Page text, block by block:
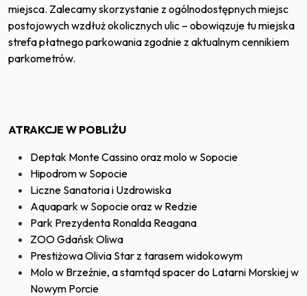
miejsca. Zalecamy skorzystanie z ogólnodostępnych miejsc
postojowych wzdłuż okolicznych ulic – obowiązuje tu miejska
strefa płatnego parkowania zgodnie z aktualnym cennikiem
parkometrów.
ATRAKCJE W POBLIŻU
Deptak Monte Cassino oraz molo w Sopocie
Hipodrom w Sopocie
Liczne Sanatoria i Uzdrowiska
Aquapark w Sopocie oraz w Redzie
Park Prezydenta Ronalda Reagana
ZOO Gdańsk Oliwa
Prestiżowa Olivia Star z tarasem widokowym
Molo w Brzeźnie, a stamtąd spacer do Latarni Morskiej w
Nowym Porcie